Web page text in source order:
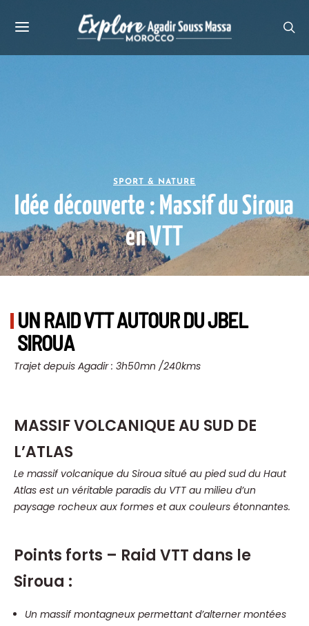
SPORT & NATURE
Idée découverte : Massif du Siroua
en VTT
UN RAID VTT AUTOUR DU JBEL
SIROUA
Trajet depuis Agadir : 3h50mn /240kms
MASSIF VOLCANIQUE AU SUD DE
L’ATLAS
Le massif volcanique du Siroua situé au pied sud du Haut
Atlas est un véritable paradis du VTT au milieu d’un
paysage rocheux aux formes et aux couleurs étonnantes.
Points forts – Raid VTT dans le
Siroua :
Un massif montagneux permettant d’alterner montées